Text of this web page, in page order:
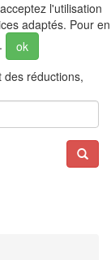
l'utilisation
adaptés. Pour en
. ok
des réductions,